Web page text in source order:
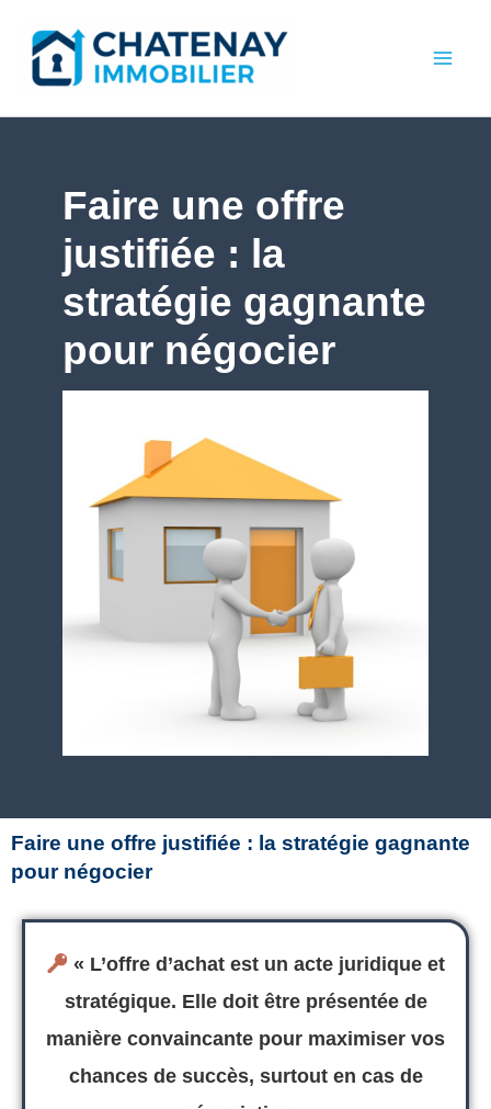
contenu
Faire une offre
justifiée : la
stratégie gagnante
pour négocier
Faire une offre justifiée : la stratégie gagnante
pour négocier
« L’offre d’achat est un acte juridique et
stratégique. Elle doit être présentée de
manière convaincante pour maximiser vos
chances de succès, surtout en cas de